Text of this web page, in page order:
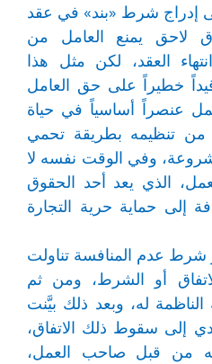
إدراج شرط «بند» في عقد
لاحق يمنع العامل من
العقد، لكن مثل هذا
خطيراً على حق العامل
عنصراً أساسياً في حياة
من تنظيمه بطريقة تحمي
وفي الوقت نفسه لا
الذي يعد أحد الحقوق
إلى حماية حرية التجارة
شرط عدم المنافسة تناولت
أو الشرط، ومن ثم
الناظمة له، وبعد ذلك بيَّنت
إلى سقوط ذلك الاتفاق،
به من قبل صاحب العمل،